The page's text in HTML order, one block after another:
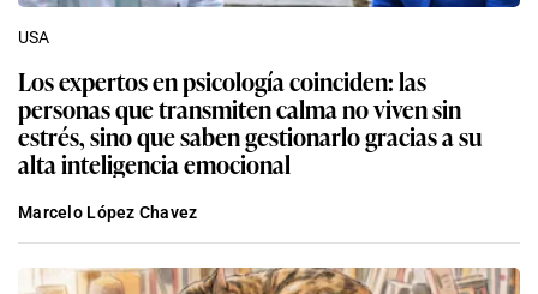
USA
Los expertos en psicología coinciden: las
personas que transmiten calma no viven sin
estrés, sino que saben gestionarlo gracias a su
alta inteligencia emocional
Marcelo López Chavez